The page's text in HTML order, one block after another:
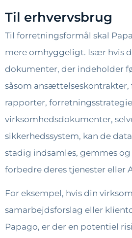
Til erhvervsbrug
Til forretningsformål skal
mere omhyggeligt. Især hvis
dokumenter, der indeholder
såsom ansættelseskontrakter,
rapporter,
virksomhedsdokumenter,
sikkerhedssystem, kan de
stadig indsamles, gemmes
forbedre deres tjenester eller
For eksempel, hvis din
samarbejdsforslag eller
Papago, er der en potentiel